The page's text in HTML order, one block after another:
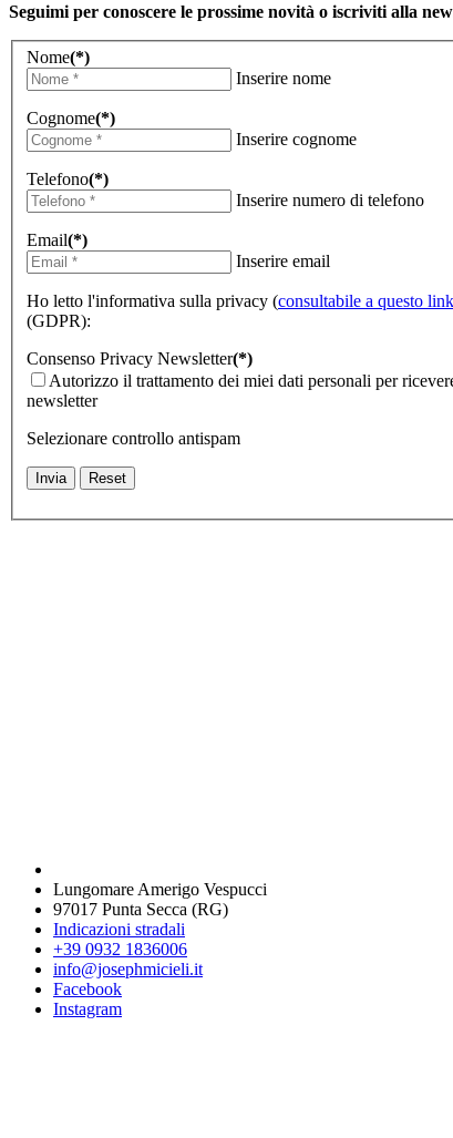
Seguimi per conoscere le prossime novità o iscriviti alla
Nome(*)
Inserire nome
Cognome(*)
Inserire cognome
Telefono(*)
Inserire numero di telefono
Email(*)
Inserire email
Ho letto l'informativa sulla privacy (consultabile a questo link
(GDPR):
Consenso Privacy Newsletter(*)
Autorizzo il trattamento dei miei dati personali per
newsletter
Selezionare controllo antispam
Invia Reset
Lungomare Amerigo Vespucci
97017 Punta Secca (RG)
Indicazioni stradali
+39 0932 1836006
info@josephmicieli.it
Facebook
Instagram